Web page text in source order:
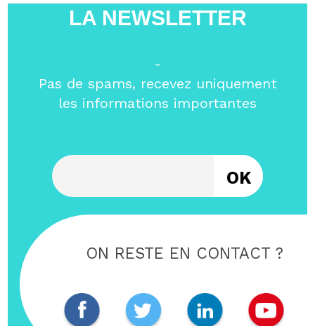
LA NEWSLETTER
-
Pas de spams, recevez uniquement
les informations importantes
ON RESTE EN CONTACT ?